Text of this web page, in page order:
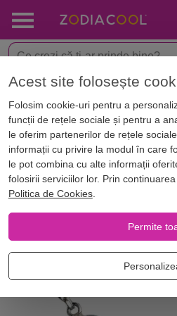
Acasă Ofertă Produse
Oferta1 produse
Sterge toate filtrele x piatra:
Filtrează
Oferte speciale
Acest site folosește
Folosim cookie-uri pentru a
funcții de rețele sociale și pentru a
le oferim partenerilor de rețele
informații cu privire la modul în care
le pot combina cu alte informații
folosirii serviciilor lor. Prin
Politica de Cookies.
Permite